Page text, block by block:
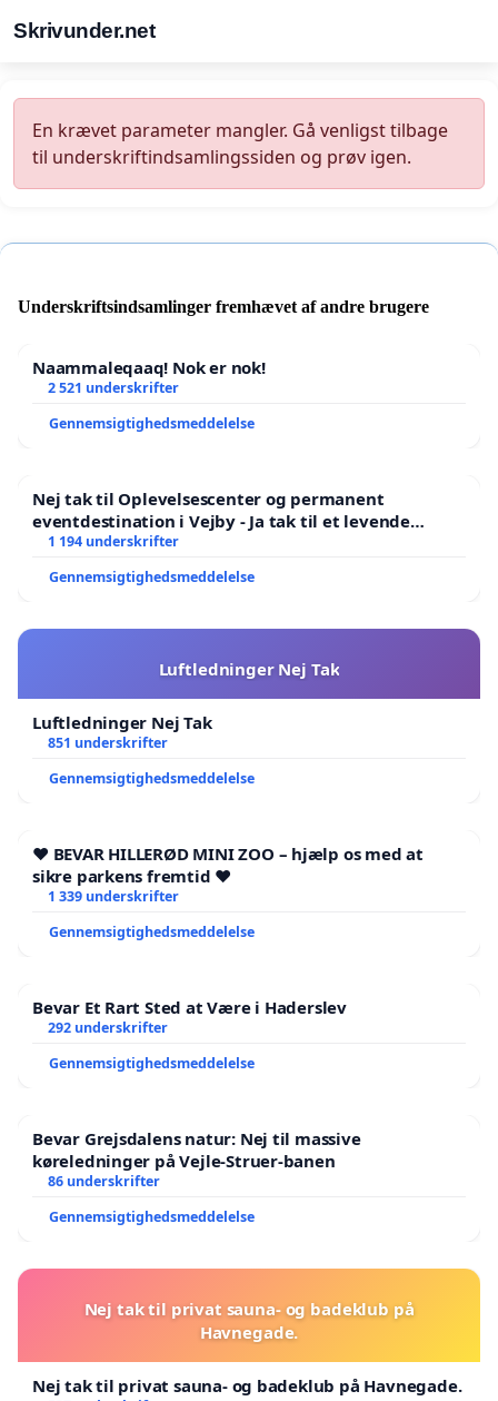
Skrivunder.net
En krævet parameter mangler. Gå venligst tilbage
til underskriftindsamlingssiden og prøv igen.
Underskriftsindsamlinger fremhævet af andre brugere
Naammaleqaaq! Nok er nok!
2 521 underskrifter
Gennemsigtighedsmeddelelse
Nej tak til Oplevelsescenter og permanent
eventdestination i Vejby - Ja tak til et levende
lokalområde i balance
1 194 underskrifter
Gennemsigtighedsmeddelelse
Luftledninger Nej Tak
Luftledninger Nej Tak
851 underskrifter
Gennemsigtighedsmeddelelse
❤️ BEVAR HILLERØD MINI ZOO – hjælp os med at
sikre parkens fremtid ❤️
1 339 underskrifter
Gennemsigtighedsmeddelelse
Bevar Et Rart Sted at Være i Haderslev
292 underskrifter
Gennemsigtighedsmeddelelse
Bevar Grejsdalens natur: Nej til massive
køreledninger på Vejle-Struer-banen
86 underskrifter
Gennemsigtighedsmeddelelse
Nej tak til privat sauna- og badeklub på
Havnegade.
Nej tak til privat sauna- og badeklub på Havnegade.